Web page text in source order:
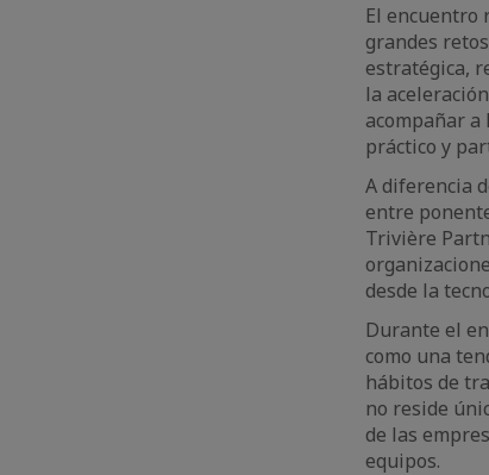
El encuentro
grandes
estratégica,
la
acompañar
práctico y
A diferencia
entre
Trivière
desde la
Durante el
como una
hábitos de
no reside
de las
equipos.